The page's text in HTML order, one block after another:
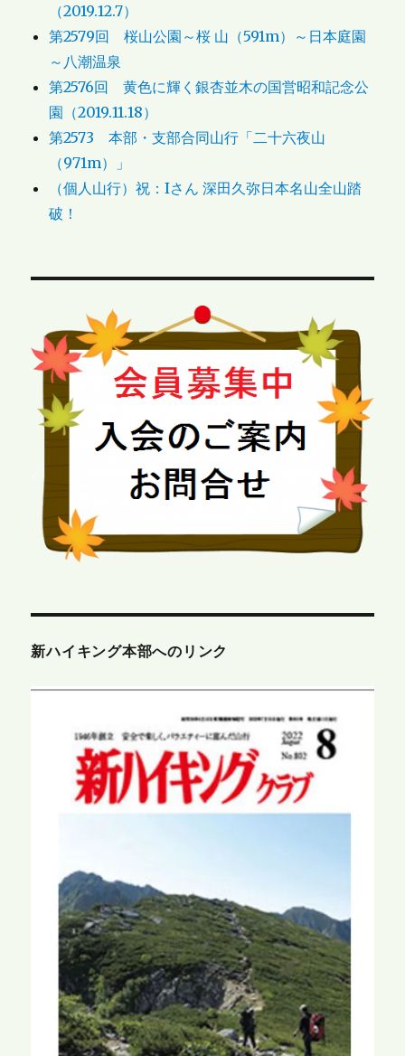
（2019.12.7）
第2579回 桜山公園～桜 山（591m）～日本庭園
～八潮温泉
第2576回 黄色に輝く銀杏並木の国営昭和記念公
園（2019.11.18）
第2573 本部・支部合同山行「二十六夜山
（971m）」
（個人山行）祝：Iさん 深田久弥日本名山全山踏
破！
新ハイキング本部へのリンク